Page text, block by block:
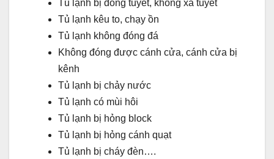
Tủ lạnh bị đóng tuyết, không xả tuyết
Tủ lạnh kêu to, chạy ồn
Tủ lạnh không đóng đá
Không đóng được cánh cửa, cánh cửa bị
kênh
Tủ lạnh bị chảy nước
Tủ lạnh có mùi hôi
Tủ lạnh bị hỏng block
Tủ lạnh bị hỏng cánh quạt
Tủ lạnh bị cháy đèn….